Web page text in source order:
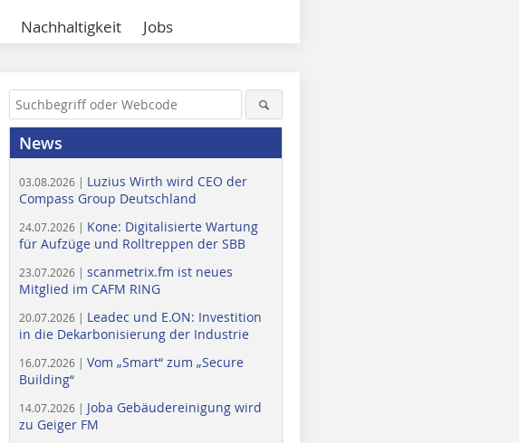
Nachhaltigkeit Jobs
News
03.08.2026 | Luzius Wirth wird CEO der
Compass Group Deutschland
24.07.2026 | Kone: Digitalisierte Wartung
für Aufzüge und Rolltreppen der SBB
23.07.2026 | scanmetrix.fm ist neues
Mitglied im CAFM RING
20.07.2026 | Leadec und E.ON: Investition
in die Dekarbonisierung der Industrie
16.07.2026 | Vom „Smart“ zum „Secure
Building“
14.07.2026 | Joba Gebäudereinigung wird
zu Geiger FM